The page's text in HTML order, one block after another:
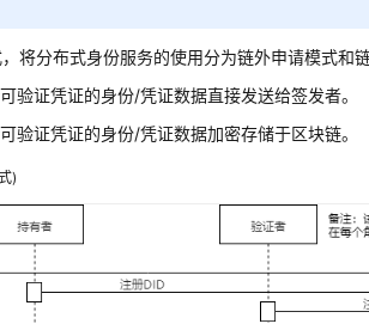
将分布式身份服务的使用分为链外申请模式和
验证凭证的身份/凭证数据直接发送给签发者。
验证凭证的身份/凭证数据加密存储于区块链。
)